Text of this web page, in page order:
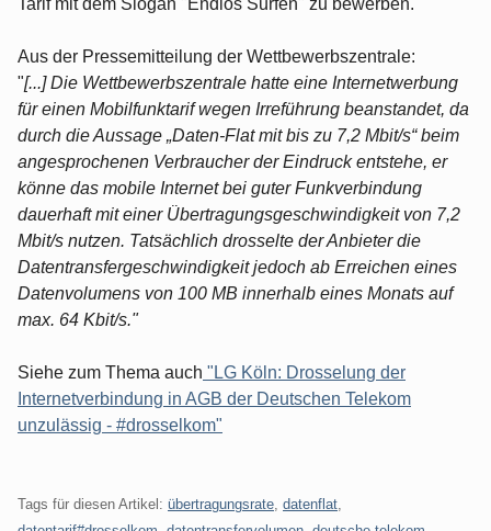
Aus der Pressemitteilung der Wettbewerbszentrale:
"[...] Die Wettbewerbszentrale hatte eine Internetwerbung
für einen Mobilfunktarif wegen Irreführung beanstandet, da
durch die Aussage „Daten-Flat mit bis zu 7,2 Mbit/s“ beim
angesprochenen Verbraucher der Eindruck entstehe, er
könne das mobile Internet bei guter Funkverbindung
dauerhaft mit einer Übertragungsgeschwindigkeit von 7,2
Mbit/s nutzen. Tatsächlich drosselte der Anbieter die
Datentransfergeschwindigkeit jedoch ab Erreichen eines
Datenvolumens von 100 MB innerhalb eines Monats auf
max. 64 Kbit/s."
Siehe zum Thema auch "LG Köln: Drosselung der
Internetverbindung in AGB der Deutschen Telekom
unzulässig - #drosselkom"
Tags für diesen Artikel: übertragungsrate datenflat